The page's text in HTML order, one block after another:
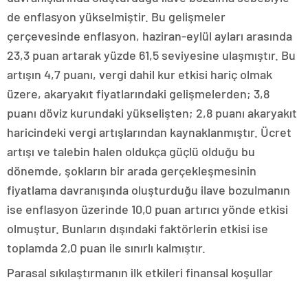
de enflasyon yükselmiştir. Bu gelişmeler
çerçevesinde enflasyon, haziran-eylül ayları arasında
23,3 puan artarak yüzde 61,5 seviyesine ulaşmıştır. Bu
artışın 4,7 puanı, vergi dahil kur etkisi hariç olmak
üzere, akaryakıt fiyatlarındaki gelişmelerden; 3,8
puanı döviz kurundaki yükselişten; 2,8 puanı akaryakıt
haricindeki vergi artışlarından kaynaklanmıştır. Ücret
artışı ve talebin halen oldukça güçlü olduğu bu
dönemde, şokların bir arada gerçekleşmesinin
fiyatlama davranışında oluşturduğu ilave bozulmanın
ise enflasyon üzerinde 10,0 puan artırıcı yönde etkisi
olmuştur. Bunların dışındaki faktörlerin etkisi ise
toplamda 2,0 puan ile sınırlı kalmıştır.
Parasal sıkılaştırmanın ilk etkileri finansal koşullar